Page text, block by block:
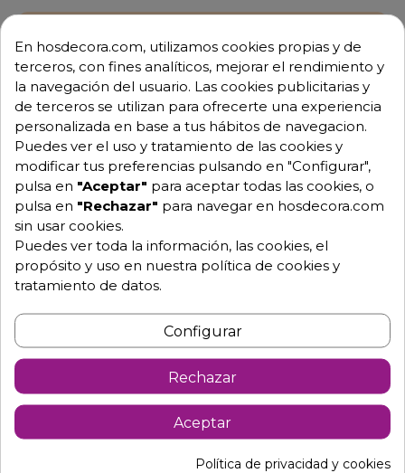
Equipo de expertos a tu servicio.
Garantía mínima de 1 año.
Pago 100% seguro.
Consulta tus dudas con nosotros.
976 25 59 91
info@hosdecora.com
Hablemos
Pide tu presupuesto
Detalles de producto
En hosdecora.com, utilizamos cookies propias y de
terceros, con fines analíticos, mejorar el rendimiento y
la navegación del usuario. Las cookies publicitarias y
de terceros se utilizan para ofrecerte una experiencia
personalizada en base a tus hábitos de navegacion.
Puedes ver el uso y tratamiento de las cookies y
modificar tus preferencias pulsando en "Configurar",
pulsa en "Aceptar" para aceptar todas las cookies, o
pulsa en "Rechazar" para navegar en hosdecora.com
sin usar cookies.
Puedes ver toda la información, las cookies, el
propósito y uso en nuestra política de cookies y
tratamiento de datos.
Configurar
Rechazar
Aceptar
Política de privacidad y cookies